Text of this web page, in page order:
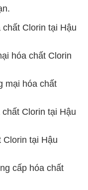
Clorin tại Hậu
hóa chất Clorin
mại hóa chất
Clorin tại Hậu
tại Hậu
cấp hóa chất